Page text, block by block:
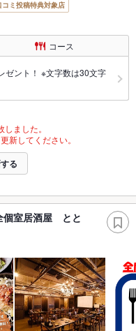
コミ投稿特典対象店
コース
ゼント！ ※文字数は30文字
ました。
新してください。
る
個室居酒屋 とと